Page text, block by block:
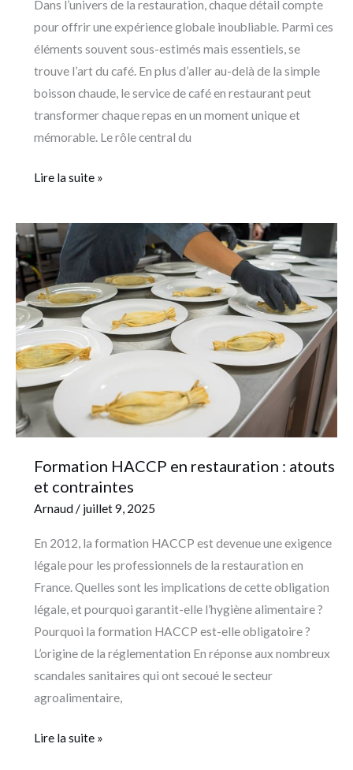
Dans l’univers de la restauration, chaque détail compte
pour offrir une expérience globale inoubliable. Parmi ces
éléments souvent sous-estimés mais essentiels, se
trouve l’art du café. En plus d’aller au-delà de la simple
boisson chaude, le service de café en restaurant peut
transformer chaque repas en un moment unique et
mémorable. Le rôle central du
Lire la suite »
Formation HACCP en restauration : atouts
et contraintes
Arnaud/ juillet 9, 2025
En 2012, la formation HACCP est devenue une exigence
légale pour les professionnels de la restauration en
France. Quelles sont les implications de cette obligation
légale, et pourquoi garantit-elle l’hygiène alimentaire ?
Pourquoi la formation HACCP est-elle obligatoire ?
L’origine de la réglementation En réponse aux nombreux
scandales sanitaires qui ont secoué le secteur
agroalimentaire,
Formation
HACCP
en
restauration
:
atouts
et
contraintes
Lire la suite »